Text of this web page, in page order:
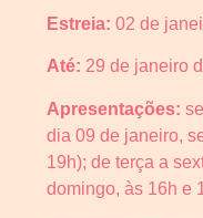
Estreia: 02 de
Até: 29 de janeiro
Apresentações:
dia 09 de janeiro,
19h); de terça a
domingo, às 16h e